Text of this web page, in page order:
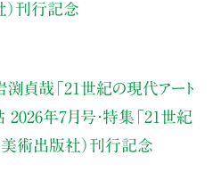
）刊行記念
渕貞哉 「21世紀の現代アート
2026年7月号・特集「21世紀
美術出版社）刊行記念